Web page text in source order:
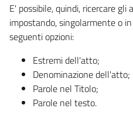
E' possibile, quindi, ricercare
impostando, singolarmente o
seguenti opzioni:
Estremi dell'atto;
Denominazione dell'atto;
Parole nel Titolo;
Parole nel testo.